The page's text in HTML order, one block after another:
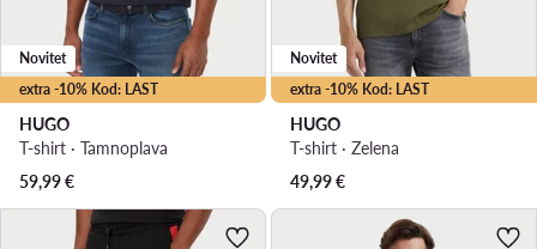
extra -10% Kod: LAST
Novitet
HUGO
T-shirt · Tamnoplava
59,99€
extra -10% Kod: LAST
Novitet
HUGO
T-shirt · Zelena
49,99€